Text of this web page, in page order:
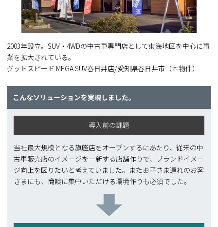
2003年設立。SUV・4WDの中古車専門店として東海地区を中心に事
業を拡大されている。
グッドスピード MEGA SUV春日井店/愛知県春日井市（本物件）
こんなソリューションを実現しました。
導入前の課題
当社最大規模となる旗艦店をオープンするにあたり、従来の中
古車販売店のイメージを一新する店舗作りで、ブランドイメー
ジ向上を図りたいと考えていました。またお子さま連れのお客
さまにも、商談に集中いただける環境作りも必須でした。